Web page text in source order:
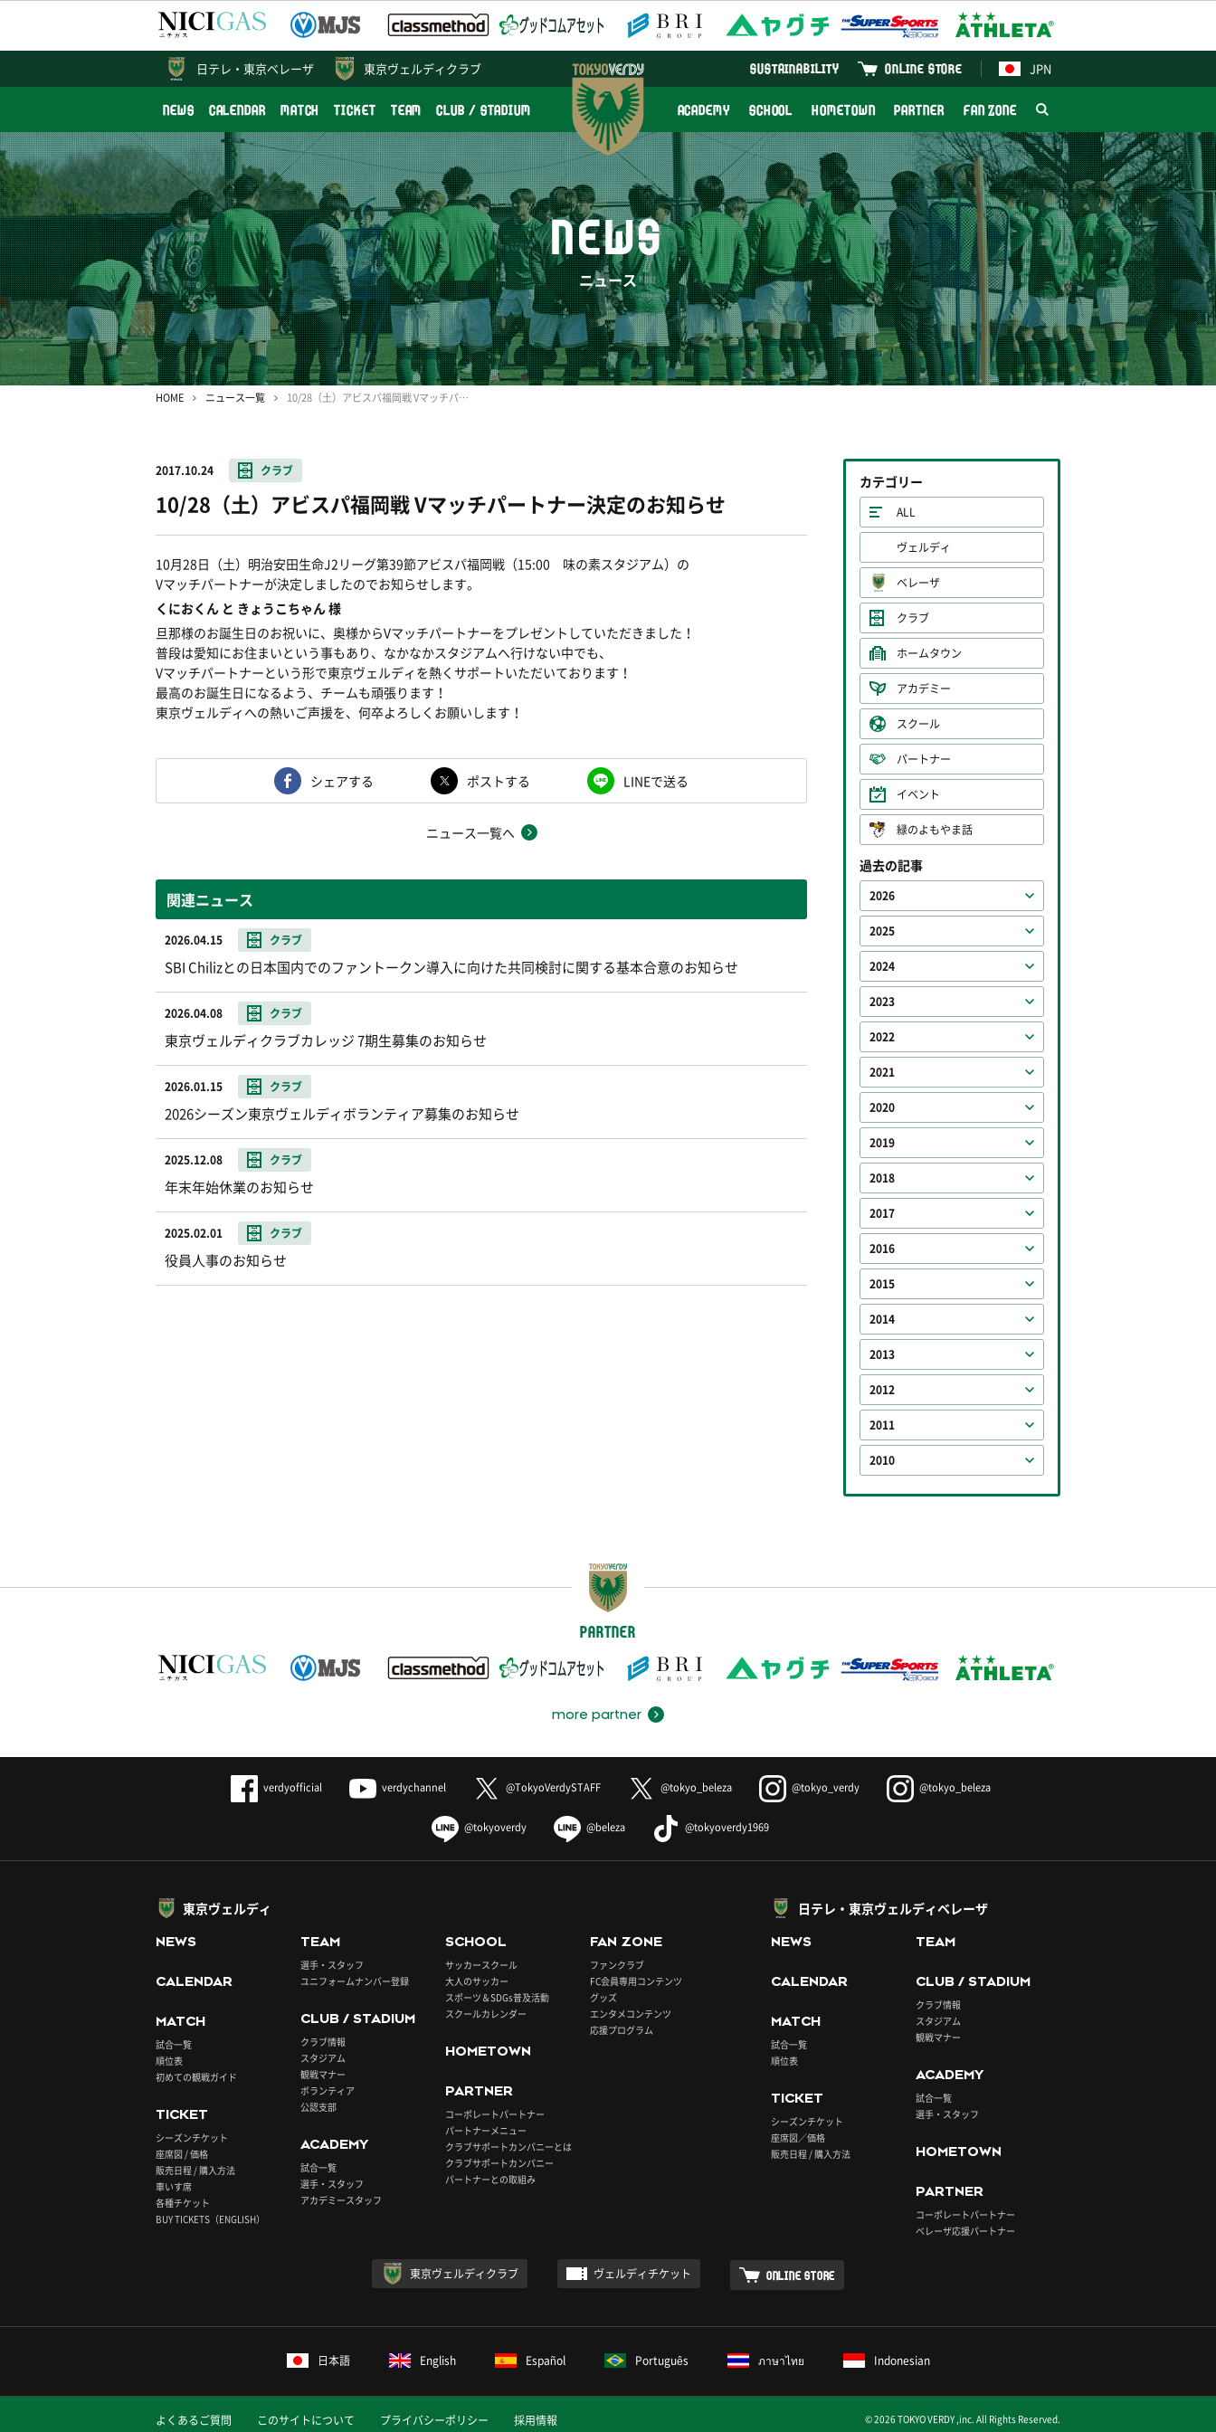
東京ヴェルディクラブ JPN
ONLINE STORE
SUSTAINABILITY
NEWS CALENDAR MATCH TICKET TEAM CLUB / STADIUM ACADEMY SCHOOL HOMETOWN PARTNER FAN ZONE
日テレ・ 東京ベレーザ
NEWS
ニュース
HOME ニュース一覧 10/28（土）アビスパ福岡戦 Vマッチパートナー決定のお知らせ
2017.10.24 クラブ
10/28（土）アビスパ福岡戦 Vマッチパートナー決定のお知らせ
10月28日（土）明治安田生命J2リーグ第39節アビスパ福岡戦（15:00 味の素スタジアム）の
Vマッチパートナーが決定しましたのでお知らせします。
くにおくん と きょうこちゃん 様
旦那様のお誕生日のお祝いに、奥様からVマッチパートナーをプレゼントしていただきました！
普段は愛知にお住まいという事もあり、なかなかスタジアムへ行けない中でも、
Vマッチパートナーという形で東京ヴェルディを熱くサポートいただいております！
最高のお誕生日になるよう、チームも頑張ります！
東京ヴェルディへの熱いご声援を、何卒よろしくお願いします！
シェアする ポストする LINEで送る
ニュース一覧へ
関連ニュース
2026.04.15 クラブ
SBI Chilizとの日本国内でのファントークン導入に向けた共同検討に関する基本合意のお知らせ
2026.04.08 クラブ
東京ヴェルディクラブカレッジ 7期生募集のお知らせ
2026.01.15 クラブ
2026シーズン東京ヴェルディボランティア募集のお知らせ
2025.12.08 クラブ
年末年始休業のお知らせ
2025.02.01 クラブ
役員人事のお知らせ
カテゴリー
ALL
ヴェルディ
ベレーザ
クラブ
ホームタウン
アカデミー
スクール
パートナー
イベント
緑のよもやま話
過去の記事
2026
2025
2024
2023
2022
2021
2020
2019
2018
2017
2016
2015
2014
2013
2012
2011
2010
PARTNER
more partner
verdyofficial verdychannel @TokyoVerdySTAFF @tokyo_beleza @tokyo_verdy @tokyo_beleza
@tokyoverdy @beleza @tokyoverdy1969
東京ヴェルディ
NEWS
CALENDAR
MATCH
試合一覧
順位表
初めての観戦ガイド
TICKET
シーズンチケット
座席図 / 価格
販売日程 / 購入方法
車いす席
各種チケット
BUY TICKETS（ENGLISH）
TEAM
選手・スタッフ
ユニフォームナンバー登録
CLUB / STADIUM
クラブ情報
スタジアム
観戦マナー
ボランティア
公認支部
ACADEMY
試合一覧
選手・スタッフ
アカデミースタッフ
SCHOOL
サッカースクール
大人のサッカー
スポーツ＆SDGs普及活動
スクールカレンダー
HOMETOWN
PARTNER
コーポレートパートナー
パートナーメニュー
クラブサポートカンパニーとは
クラブサポートカンパニー
パートナーとの取組み
FAN ZONE
ファンクラブ
FC会員専用コンテンツ
グッズ
エンタメコンテンツ
応援プログラム
日テレ・東京ヴェルディベレーザ
NEWS
CALENDAR
MATCH
試合一覧
順位表
TICKET
シーズンチケット
座席図／価格
販売日程 / 購入方法
TEAM
CLUB / STADIUM
クラブ情報
スタジアム
観戦マナー
ACADEMY
試合一覧
選手・スタッフ
HOMETOWN
PARTNER
コーポレートパートナー
ベレーザ応援パートナー
東京ヴェルディクラブ ヴェルディチケット ONLINE STORE
日本語 English Español Português ภาษาไทย Indonesian
よくあるご質問 このサイトについて プライバシーポリシー 採用情報 © 2026 TOKYO VERDY ,inc. All Rights Reserved.